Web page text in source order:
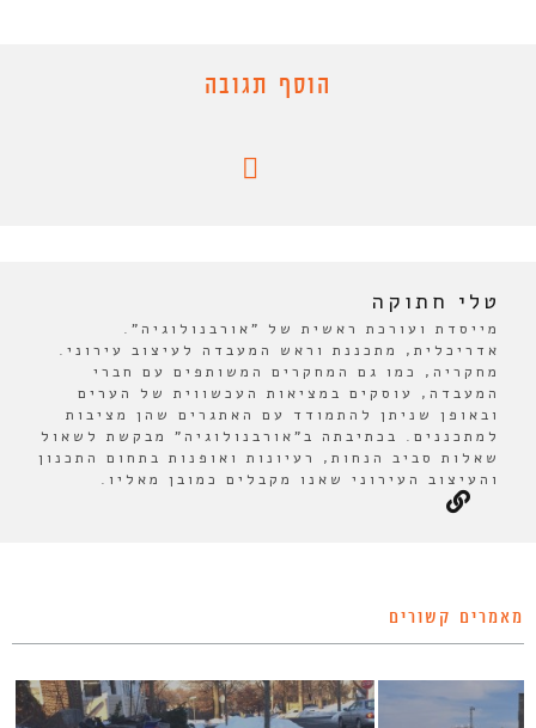
הוסף תגובה
טלי חתוקה
מייסדת ועורכת ראשית של "אורבנולוגיה".
אדריכלית, מתכננת וראש המעבדה לעיצוב עירוני.
מחקריה, כמו גם המחקרים המשותפים עם חברי
המעבדה, עוסקים במציאות העכשווית של הערים
ובאופן שניתן להתמודד עם האתגרים שהן מציבות
למתכננים. בכתיבתה ב"אורבנולוגיה" מבקשת לשאול
שאלות סביב הנחות, רעיונות ואופנות בתחום התכנון
והעיצוב העירוני שאנו מקבלים כמובן מאליו.
מאמרים קשורים